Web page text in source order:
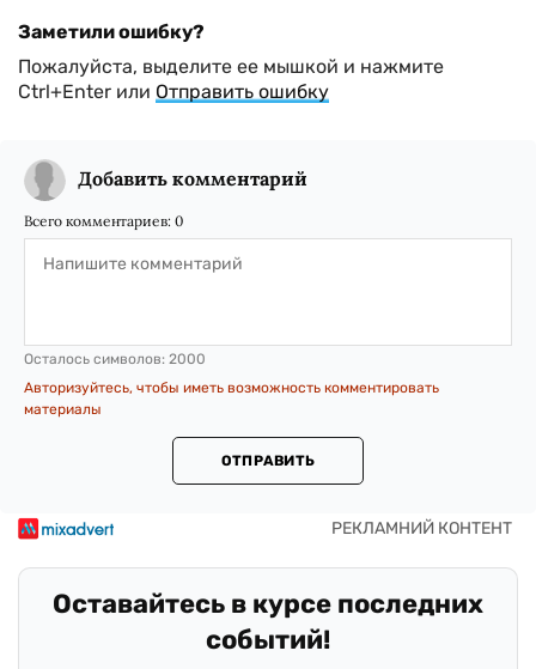
Заметили ошибку?
Пожалуйста, выделите ее мышкой и нажмите
Ctrl+Enter или Отправить ошибку
Добавить комментарий
Всего комментариев: 0
Осталось символов: 2000
Авторизуйтесь, чтобы иметь возможность комментировать
материалы
ОТПРАВИТЬ
Оставайтесь в курсе последних
событий!